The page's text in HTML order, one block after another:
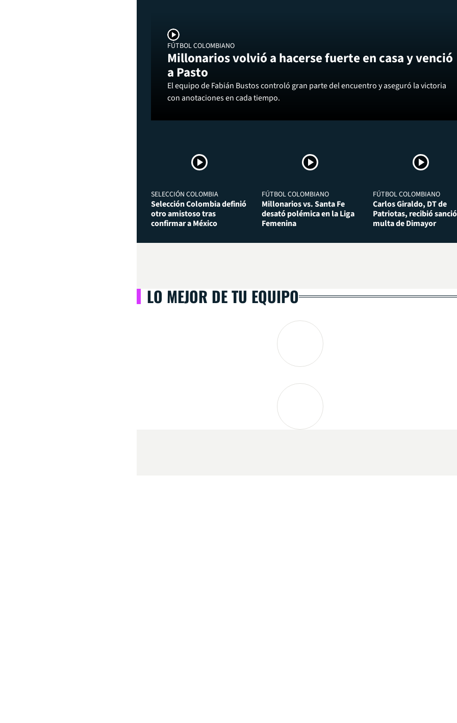
FÚTBOL COLOMBIANO
Millonarios volvió a hacerse fuerte en casa y venció
a Pasto
El equipo de Fabián Bustos controló gran parte del encuentro y aseguró la victoria
con anotaciones en cada tiempo.
SELECCIÓN COLOMBIA
Selección Colombia definió
otro amistoso tras
confirmar a México
FÚTBOL COLOMBIANO
Millonarios vs. Santa Fe
desató polémica en la Liga
Femenina
FÚTBOL COLOMBIANO
Carlos Giraldo, DT de
Patriotas, recibió
multa de Dimayor
LO MEJOR DE TU EQUIPO